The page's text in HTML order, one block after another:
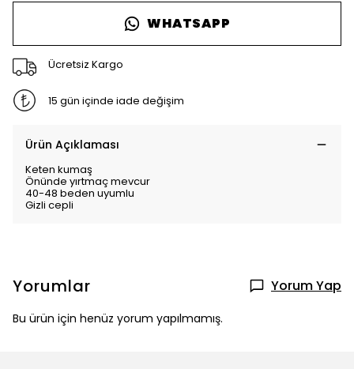
WHATSAPP
Ücretsiz Kargo
15 gün içinde iade değişim
Ürün Açıklaması
Keten kumaş
Önünde yırtmaç mevcur
40-48 beden uyumlu
Gizli cepli
Yorumlar Yorum Yap
Bu ürün için henüz yorum yapılmamış.